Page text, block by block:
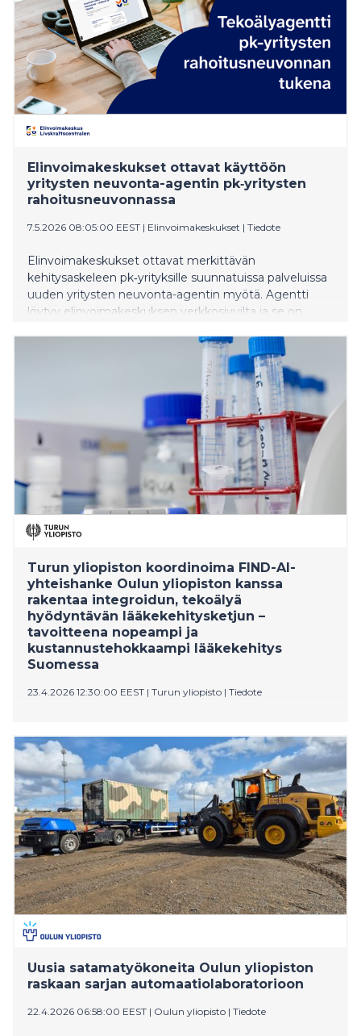
Elinvoimakeskukset ottavat käyttöön
yritysten neuvonta-agentin pk‑yritysten
rahoitusneuvonnassa
7.5.2026 08:05:00 EEST | Elinvoimakeskukset | Tiedote
Elinvoimakeskukset ottavat merkittävän
kehitysaskeleen pk‑yrityksille suunnatuissa palveluissa
uuden yritysten neuvonta-agentin myötä. Agentti
löytyy elinvoimakeskuksen verkkosivuilta ja se on
tueksi. Palvelua voi käyttää vapaasti ja sitä kehitetään
edelleen käyttäjäpalautteen pohjalta. Tavoitteena on
helpottaa yritysten asiointia ja parantaa rahoitustiedon
saavutettavuutta tekoäly apurin avulla. Tässä
vaiheessa palvelu toimii vain suomen kielellä.
Turun yliopiston koordinoima FIND-AI-
yhteishanke Oulun yliopiston kanssa
rakentaa integroidun, tekoälyä
hyödyntävän lääkekehitysketjun –
tavoitteena nopeampi ja
kustannustehokkaampi lääkekehitys
Suomessa
23.4.2026 12:30:00 EEST | Turun yliopisto | Tiedote
vahvistamaan Suomen lääkekehityskyvykkyyksiä
kokoamalla keskeiset lääkekehityksen vaiheet yhdeksi
integroiduksi kokonaisuudeksi. Tavoitteena on
rakentaa korkealaatuinen, kustannustehokas ja
nopeutettu lääkekehitysprosessi, joka auttaa lupaavia
lääkeaihioita etenemään sujuvammin kohti prekliinisiä
ja kliinisiä tutkimuksia.
Uusia satamatyökoneita Oulun yliopiston
raskaan sarjan automaatiolaboratorioon
22.4.2026 06:58:00 EEST | Oulun yliopisto | Tiedote